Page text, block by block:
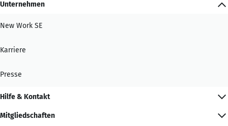
Unternehmen
New Work SE
Karriere
Presse
Hilfe & Kontakt
Mitgliedschaften